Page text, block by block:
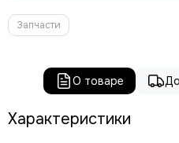
Запчасти
О товаре
Характеристики